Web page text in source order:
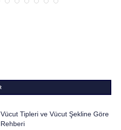
Tipleri ve Vücut Şekline Göre